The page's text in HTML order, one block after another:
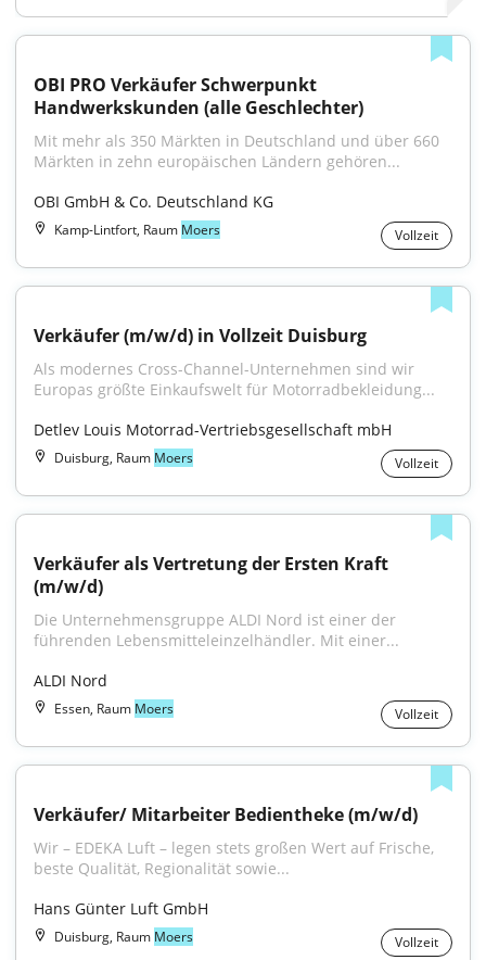
OBI PRO Verkäufer Schwerpunkt
Handwerkskunden (alle Geschlechter)
Mit mehr als 350 Märkten in Deutschland und über 660
Märkten in zehn europäischen Ländern gehören...
OBI GmbH & Co. Deutschland KG
Kamp-Lintfort, Raum Moers Vollzeit
Verkäufer (m/w/d) in Vollzeit Duisburg
Als modernes Cross-Channel-Unternehmen sind wir
Europas größte Einkaufswelt für Motorradbekleidung...
Detlev Louis Motorrad-Vertriebsgesellschaft mbH
Duisburg, Raum Moers Vollzeit
Verkäufer als Vertretung der Ersten Kraft
(m/w/d)
Die Unternehmensgruppe ALDI Nord ist einer der
führenden Lebensmitteleinzelhändler. Mit einer...
ALDI Nord
Essen, Raum Moers Vollzeit
Verkäufer/ Mitarbeiter Bedientheke (m/w/d)
Wir – EDEKA Luft – legen stets großen Wert auf Frische,
beste Qualität, Regionalität sowie...
Hans Günter Luft GmbH
Duisburg, Raum Moers Vollzeit